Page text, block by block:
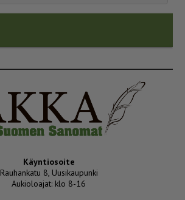
Käyntiosoite
Rauhankatu 8, Uusikaupunki
Aukioloajat: klo 8-16